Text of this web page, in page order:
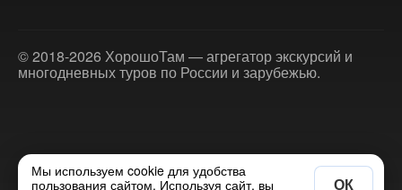
© 2018-2026 ХорошоТам — агрегатор экскурсий и
многодневных туров по России и зарубежью.
Мы используем cookie для удобства
пользования сайтом. Используя сайт, вы
ОК